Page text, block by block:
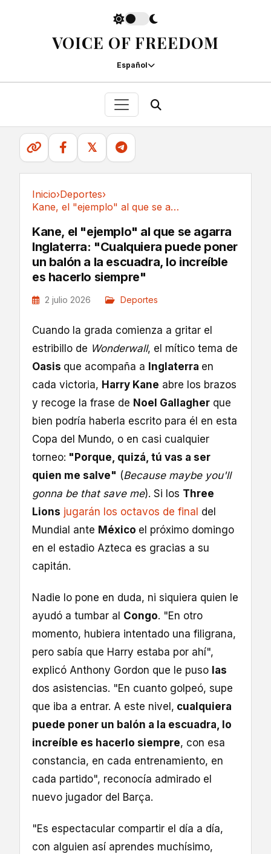
VOICE OF FREEDOM
Español
𝕏
Inicio›Deportes›
Kane, el "ejemplo" al que se agarra...
Kane, el "ejemplo" al que se agarra
Inglaterra: "Cualquiera puede poner
un balón a la escuadra, lo increíble
es hacerlo siempre"
2 julio 2026 Deportes
Cuando la grada comienza a gritar el
estribillo de Wonderwall, el mítico tema de
Oasis que acompaña a Inglaterra en
cada victoria, Harry Kane abre los brazos
y recoge la frase de Noel Gallagher que
bien podría haberla escrito para él en esta
Copa del Mundo, o en casi cualquier
torneo: "Porque, quizá, tú vas a ser
quien me salve" (Because maybe you'll
gonna be that save me). Si los Three
Lions jugarán los octavos de final del
Mundial ante México el próximo domingo
en el estadio Azteca es gracias a su
capitán.
Nadie lo pone en duda, ni siquiera quien le
ayudó a tumbar al Congo. "En otro
momento, hubiera intentado una filigrana,
pero sabía que Harry estaba por ahí",
explicó Anthony Gordon que le puso las
dos asistencias. "En cuanto golpeó, supe
que iba a entrar. A este nivel, cualquiera
puede poner un balón a la escuadra, lo
increíble es hacerlo siempre, con esa
constancia, en cada entrenamiento, en
cada partido", reconocía admirado el
nuevo jugador del Barça.
"Es espectacular compartir el día a día,
con alguien así aprendes muchísimo,